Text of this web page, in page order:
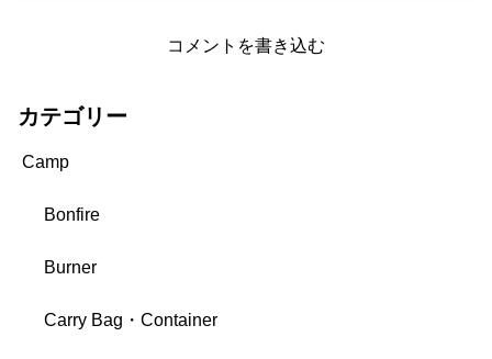
コメントを書き込む
カテゴリー
Camp
Bonfire
Burner
Carry Bag・Container